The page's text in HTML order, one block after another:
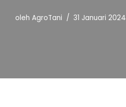
oleh AgroTani 31 Januari 2024